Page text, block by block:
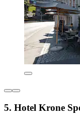
5. Hotel Krone